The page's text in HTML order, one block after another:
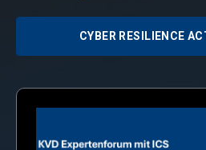
CYBER RESILIENCE